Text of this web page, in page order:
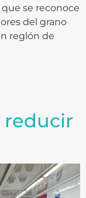
se reconoce
del grano
reglón de
reducir